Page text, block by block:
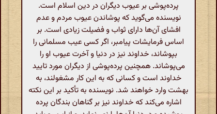
پرده‌پوشی بر عیوب دیگران در دین اسلام است.
نویسنده می‌گوید که پوشاندن عیوب مردم و عدم
افشای آن‌ها دارای ثواب و فضیلت زیادی است. بر
اساس فرمایشات پیامبر، اگر کسی عیب مسلمانی را
بپوشاند، خداوند نیز در دنیا و آخرت عیوب او را
می‌پوشاند. همچنین پرده‌پوشی از دیگران مورد تایید
خداوند است و کسانی که به این کار مشغولند، به
بهشت وارد خواهند شد. نویسنده به تأکید بر این نکته
اشاره می‌کند که خداوند نیز بر گناهان بندگان پرده